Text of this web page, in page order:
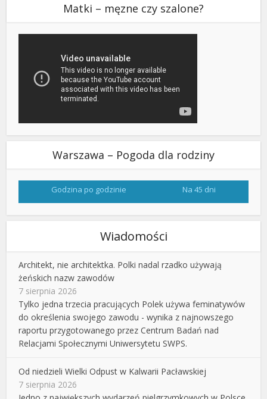
Matki – męzne czy szalone?
Warszawa – Pogoda dla rodziny
Godzina po godzinie Na 45 dni
Wiadomości
Architekt, nie architektka. Polki nadal rzadko używają
żeńskich nazw zawodów
7 sierpnia 2026
Tylko jedna trzecia pracujących Polek używa feminatywów
do określenia swojego zawodu - wynika z najnowszego
raportu przygotowanego przez Centrum Badań nad
Relacjami Społecznymi Uniwersytetu SWPS.
Od niedzieli Wielki Odpust w Kalwarii Pacławskiej
7 sierpnia 2026